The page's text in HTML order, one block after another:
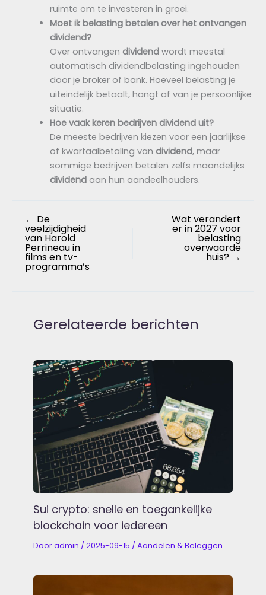
ruimte om te investeren in groei.
Moet ik belasting betalen over het ontvangen
dividend?
Over ontvangen dividendwordt meestal
automatisch dividendbelasting ingehouden
door je broker of bank. Hoeveel belasting je
uiteindelijk betaalt, hangt af van je persoonlijke
situatie.
Hoe vaak keren bedrijven dividenduit?
De meeste bedrijven kiezen voor een jaarlijkse
of kwartaalbetaling van dividend, maar
sommige bedrijven betalen zelfs maandelijks
dividendaan hun aandeelhouders.
← De
veelzijdigheid
van Harold
Perrineau in
films en tv-
programma’s
Wat verandert
er in 2027 voor
belasting
overwaarde
huis? →
Gerelateerde berichten
Sui crypto: snelle en toegankelijke
blockchain voor iedereen
Door admin /2025-09-15 /Aandelen & Beleggen